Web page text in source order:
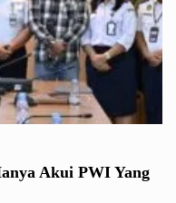
Akui PWI Yang